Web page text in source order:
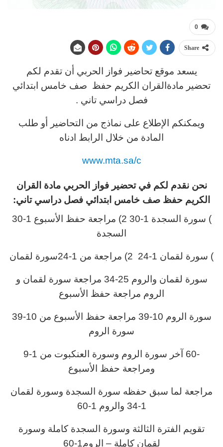
0
Share
يسعد موقع تحاضير فواز الحربي أن تقدم لكم
تحضير مادةالقران الكريم حفظ صف خامس ابتدائي
فصل دراسي تاني .
ويمكنكم الإطلاع على نماذج من التحاضير أو طلب
المادة من خلال الرابط ادناه
www.mta.sa/c
نحن نقدم لكم في تحضير فواز الحربي مادة القران
الكريم حفظ صف خامس ابتدائي فصل دراسي تاني:
) سورة السجدة 1-30 2) مراجعة حفظ الأسبوع 1-30
السجدة
) سورة لقمان 1-24 2) مراجعة من 1-24سورة لقمان
سورة لقمان والروم 25-34 مراجعة سورة لقمان و
الروم مراجعة حفظ الأسبوع
سورة الروم 10-39 مراجعة حفظ الأسبوع من 10-39
سورة الروم
-60 آخر سورة الروم وسورة العنكبوت من 1-9
ومراجعة حفظ الأسبوع
مراجعة لما سبق حفظه سورة السجدة وسورة لقمان
1-34 والروم 1-60
تقويم الفترة الثالثة وسورة السجدة كاملة وسورة
لقمان كاملة – الروم1-60